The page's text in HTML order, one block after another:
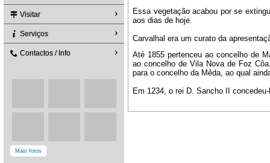
Visitar
Serviços
Contactos / Info
Mais fotos
Essa vegetação acabou por se
aos dias de hoje.
Carvalhal era um curato da
Até 1855 pertenceu ao concelho de
ao concelho de Vila Nova de Foz
para o concelho da Mêda, ao qual
Em 1234, o rei D. Sancho II